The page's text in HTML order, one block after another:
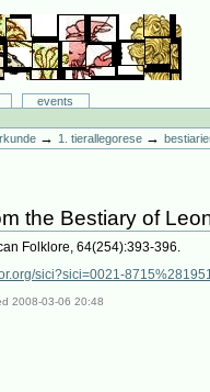
events
→1. tierallegorese →
the Bestiary of
Folklore, 64(254):393-396.
sici?sici=0021-
2008-03-06 20:48